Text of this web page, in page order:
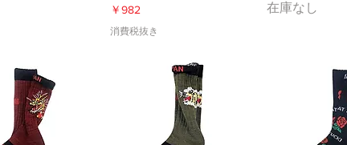
価格
￥982
消費税抜き
在庫なし